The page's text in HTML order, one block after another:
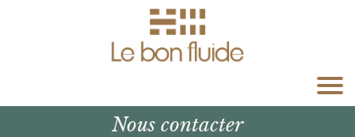
Nous contacter